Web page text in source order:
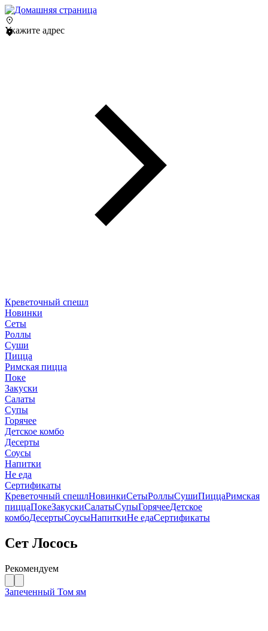
Укажите адрес
Креветочный спешл
Новинки
Сеты
Роллы
Суши
Пицца
Римская пицца
Поке
Закуски
Салаты
Супы
Горячее
Детское комбо
Десерты
Соусы
Напитки
Не еда
Сертификаты
Креветочный спешлНовинкиСетыРоллыСушиПиццаРимская
пиццаПокеЗакускиСалатыСупыГорячееДетское
комбоДесертыСоусыНапиткиНе едаСертификаты
Сет Лосось
Рекомендуем
Запеченный Том ям